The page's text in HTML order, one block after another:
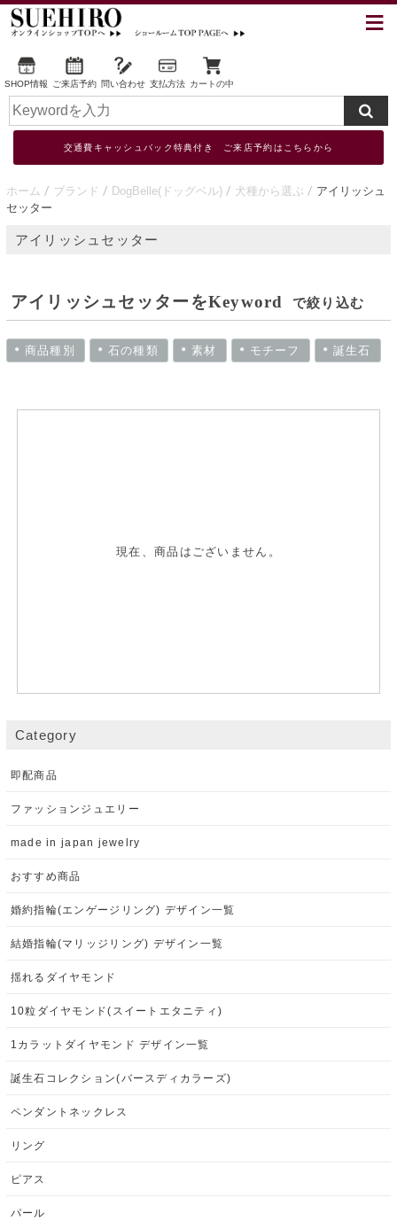
SHOP情報 ご来店予約 問い合わせ 支払方法 カートの中
交通費キャッシュバック特典付き ご来店予約はこちらから
ホーム ブランド DogBelle(ドッグベル) 犬種から選ぶ
アイリッシュ
セッター
アイリッシュセッター
アイリッシュセッターをKeyword で絞り込む
商品種別 石の種類 素材 モチーフ 誕生石
現在、商品はございません。
Category
即配商品
ファッションジュエリー
made in japan jewelry
おすすめ商品
婚約指輪(エンゲージリング) デザイン一覧
結婚指輪(マリッジリング) デザイン一覧
揺れるダイヤモンド
10粒ダイヤモンド(スイートエタニティ)
1カラットダイヤモンド デザイン一覧
誕生石コレクション(バースディカラーズ)
ペンダントネックレス
リング
ピアス
パール